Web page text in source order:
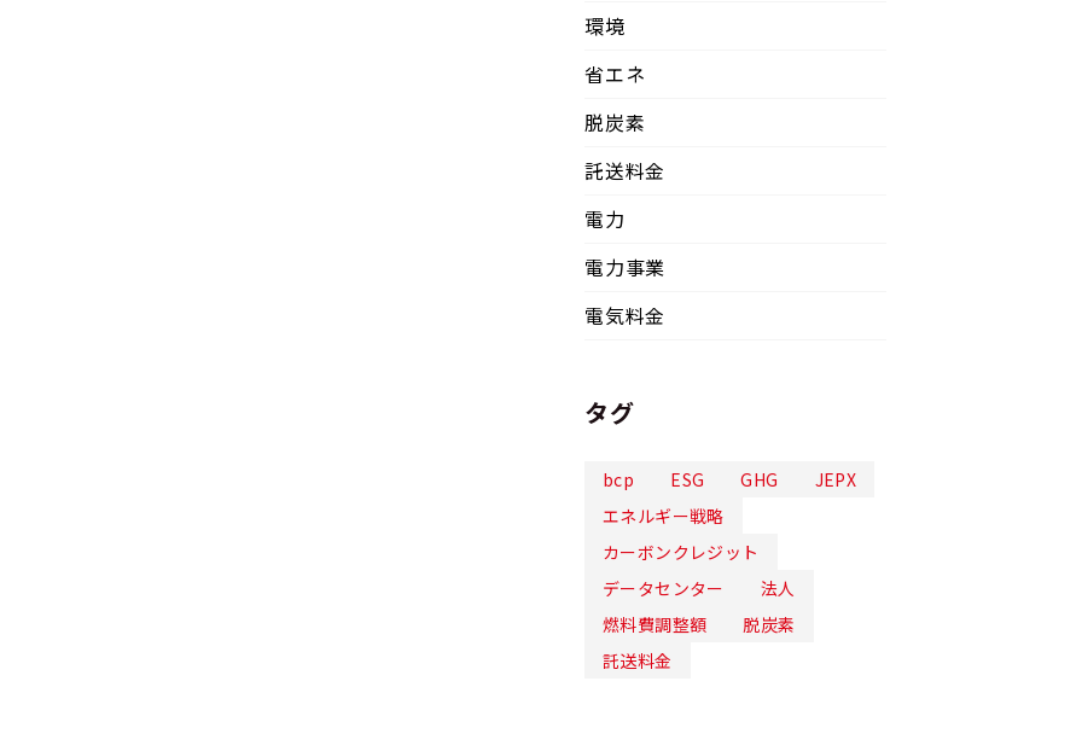
環境
省エネ
脱炭素
託送料金
電力
電力事業
電気料金
タグ
bcp ESG GHG
JEPX
エネルギー戦略
カーボンクレジット
データセンター
法人
燃料費調整額
脱炭素
託送料金